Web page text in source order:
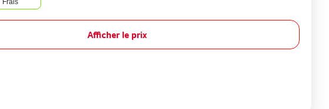
Afficher le prix